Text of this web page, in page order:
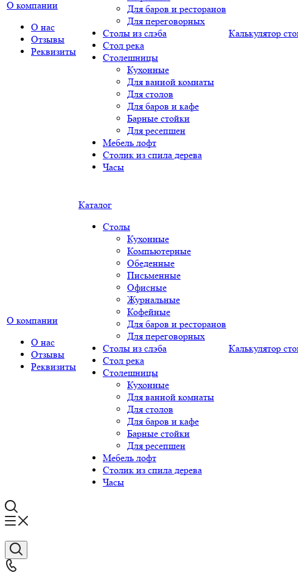
О компании
О нас
Отзывы
Реквизиты
Для баров и ресторанов
Для переговорных
Столы из слэба
Стол река
Столешницы
Кухонные
Для ванной комнаты
Для столов
Для баров и кафе
Барные стойки
Для ресепшен
Мебель лофт
Столик из спила дерева
Часы
Калькулятор
О компании
О нас
Отзывы
Реквизиты
Каталог
Столы
Кухонные
Компьютерные
Обеденные
Письменные
Офисные
Журнальные
Кофейные
Для баров и ресторанов
Для переговорных
Столы из слэба
Стол река
Столешницы
Кухонные
Для ванной комнаты
Для столов
Для баров и кафе
Барные стойки
Для ресепшен
Мебель лофт
Столик из спила дерева
Часы
Калькулятор